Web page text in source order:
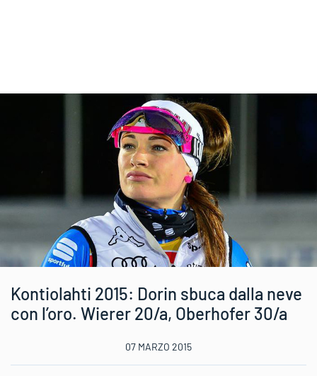
Kontiolahti 2015: Dorin sbuca dalla neve
con l’oro. Wierer 20/a, Oberhofer 30/a
07 MARZO 2015